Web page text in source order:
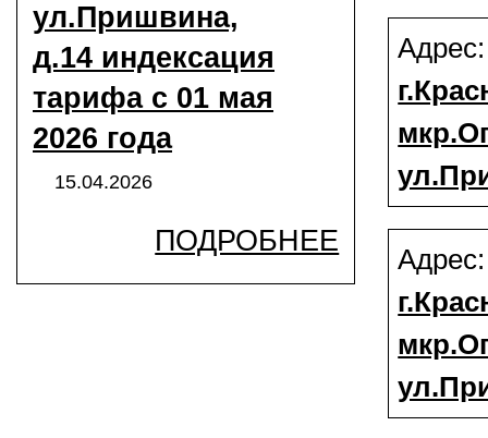
ул.Пришвина,
д.14 индексация
тарифа с 01 мая
2026 года
15.04.2026
ПОДРОБНЕЕ